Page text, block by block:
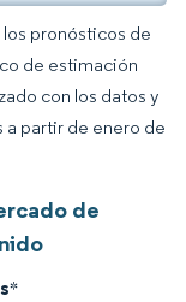
pronósticos de
de estimación
con los datos y
partir de enero de
de
*